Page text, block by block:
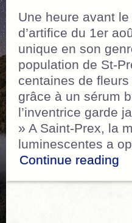
Une heure avant
d’artifice du 1er
unique en son
population de St-
centaines de
grâce à un sérum
l’inventrice garde
» A Saint-Prex, la
luminescentes a
Continue reading